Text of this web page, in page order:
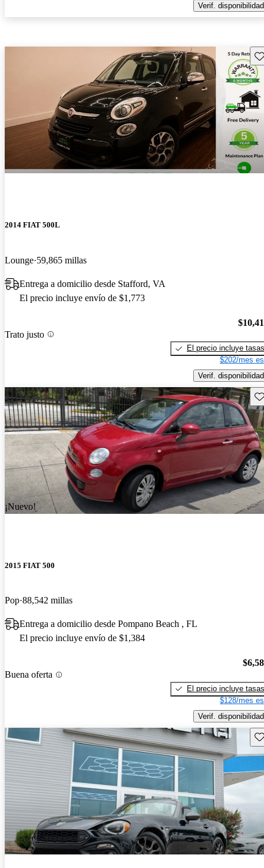
Verif. disponibilidad
2014 FIAT 500L
Lounge 59,865 millas
Entrega a domicilio desde Stafford, VA
El precio incluye envío de $1,773
Trato justo
El precio incluye tasas
$202/mes
Verif. disponibilidad
¡Nuevo!
2015 FIAT 500
Pop 88,542 millas
Entrega a domicilio desde Pompano Beach , FL
El precio incluye envío de $1,384
Buena oferta
El precio incluye tasas
$128/mes
Verif. disponibilidad